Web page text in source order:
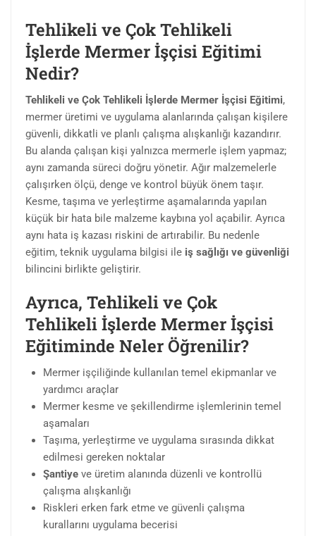
Tehlikeli ve Çok Tehlikeli
İşlerde Mermer İşçisi Eğitimi
Nedir?
Tehlikeli ve Çok Tehlikeli İşlerde Mermer İşçisi Eğitimi,
mermer üretimi ve uygulama alanlarında çalışan kişilere
güvenli, dikkatli ve planlı çalışma alışkanlığı kazandırır.
Bu alanda çalışan kişi yalnızca mermerle işlem yapmaz;
aynı zamanda süreci doğru yönetir. Ağır malzemelerle
çalışırken ölçü, denge ve kontrol büyük önem taşır.
Kesme, taşıma ve yerleştirme aşamalarında yapılan
küçük bir hata bile malzeme kaybına yol açabilir. Ayrıca
aynı hata iş kazası riskini de artırabilir. Bu nedenle
eğitim, teknik uygulama bilgisi ile iş sağlığı ve güvenliği
bilincini birlikte geliştirir.
Ayrıca, Tehlikeli ve Çok
Tehlikeli İşlerde Mermer İşçisi
Eğitiminde Neler Öğrenilir?
Mermer işçiliğinde kullanılan temel ekipmanlar ve
yardımcı araçlar
Mermer kesme ve şekillendirme işlemlerinin temel
aşamaları
Taşıma, yerleştirme ve uygulama sırasında dikkat
edilmesi gereken noktalar
Şantiye ve üretim alanında düzenli ve kontrollü
çalışma alışkanlığı
Riskleri erken fark etme ve güvenli çalışma
kurallarını uygulama becerisi